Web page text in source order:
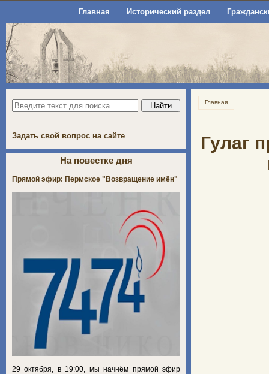
Главная Исторический раздел
Главная
Гулаг
Задать свой вопрос на сайте
На повестке дня
Прямой эфир: Пермское "Возвращение имён"
29 октября, в 19:00, мы начнём прямой эфир